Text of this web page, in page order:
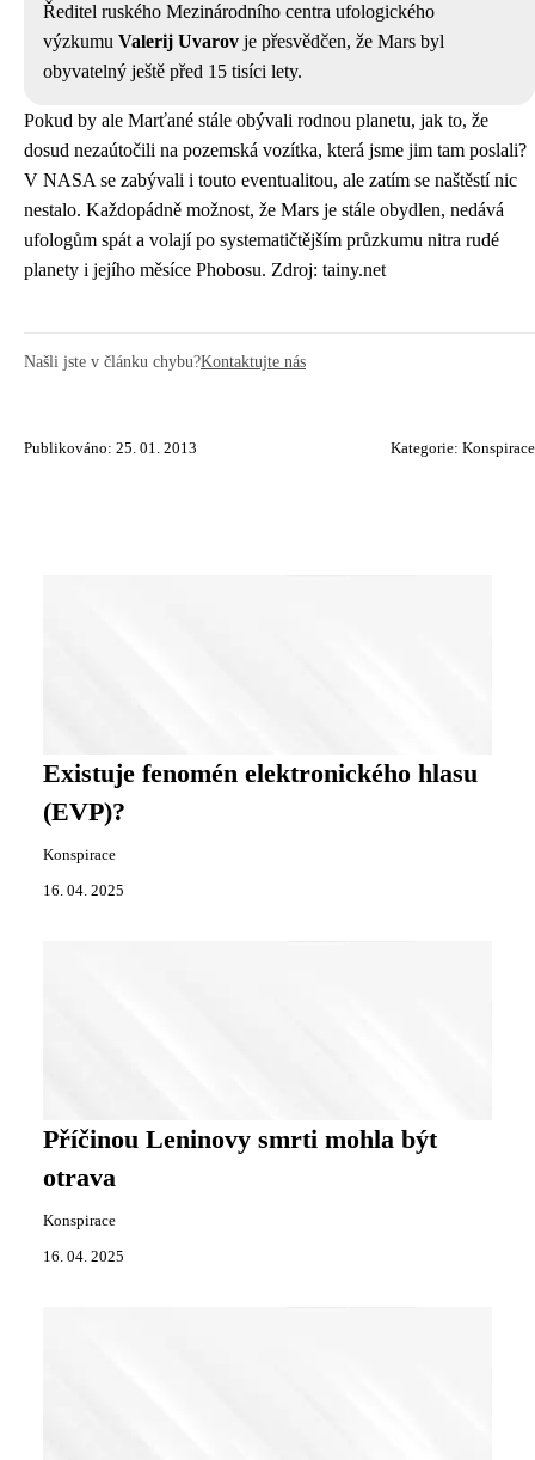
Ředitel ruského Mezinárodního centra ufologického
výzkumu Valerij Uvarov je přesvědčen, že Mars byl
obyvatelný ještě před 15 tisíci lety.
Pokud by ale Marťané stále obývali rodnou planetu, jak to, že
dosud nezaútočili na pozemská vozítka, která jsme jim tam poslali?
V NASA se zabývali i touto eventualitou, ale zatím se naštěstí nic
nestalo. Každopádně možnost, že Mars je stále obydlen, nedává
ufologům spát a volají po systematičtějším průzkumu nitra rudé
planety i jejího měsíce Phobosu. Zdroj: tainy.net
Našli jste v článku chybu?Kontaktujte nás
Publikováno: 25. 01. 2013 Kategorie: Konspirace
Existuje fenomén elektronického hlasu
(EVP)?
Konspirace
16. 04. 2025
Příčinou Leninovy smrti mohla být
otrava
Konspirace
16. 04. 2025